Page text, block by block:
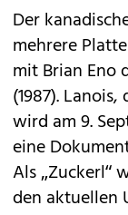
Der
mehrere
mit Brian Eno
(1987).
wird am 9.
eine
Als „Zuckerl“
den aktuellen